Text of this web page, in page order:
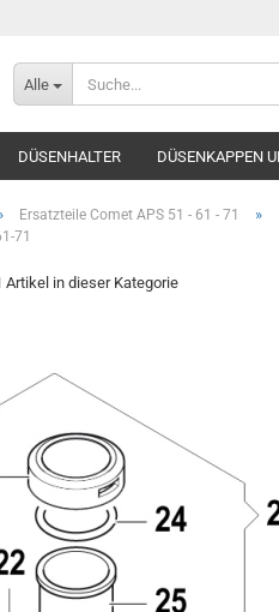
Alle
DÜSENHALTER DÜSENKAPPEN
Ersatzteile Comet APS 51 - 61 - 71 »
71
Artikel in dieser Kategorie